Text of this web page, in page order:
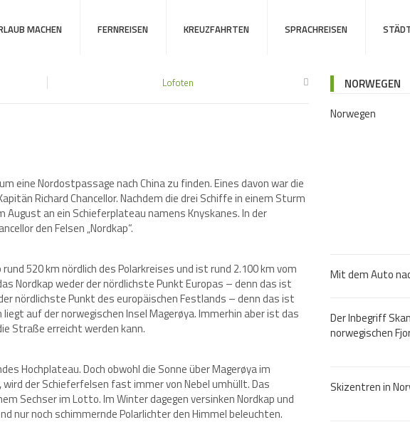
MACHEN FERNREISEN KREUZFAHRTEN SPRACHREISEN
Lofoten
eine Nordostpassage nach China zu finden. Eines davon war die
Richard Chancellor. Nachdem die drei Schiffe in einem Sturm
an ein Schieferplateau namens Knyskanes. In der
den Felsen „Nordkap“.
rund 520 km nördlich des Polarkreises und ist rund 2.100 km vom
Nordkap weder der nördlichste Punkt Europas – denn das ist
nördlichste Punkt des europäischen Festlands – denn das ist
liegt auf der norwegischen Insel Magerøya. Immerhin aber ist das
Straße erreicht werden kann.
Hochplateau. Doch obwohl die Sonne über Magerøya im
der Schieferfelsen fast immer von Nebel umhüllt. Das
Sechser im Lotto. Im Winter dagegen versinken Nordkap und
nur noch schimmernde Polarlichter den Himmel beleuchten.
NORWEGEN
Norwegen
Mit dem Auto
Der Inbegriff
norwegischen
Skizentren in